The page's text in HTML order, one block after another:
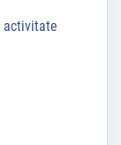
activitate